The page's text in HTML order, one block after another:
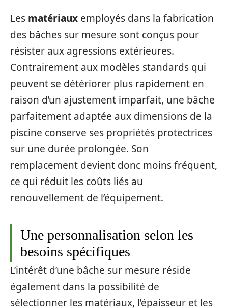
Les matériaux employés dans la fabrication
des bâches sur mesure sont conçus pour
résister aux agressions extérieures.
Contrairement aux modèles standards qui
peuvent se détériorer plus rapidement en
raison d’un ajustement imparfait, une bâche
parfaitement adaptée aux dimensions de la
piscine conserve ses propriétés protectrices
sur une durée prolongée. Son
remplacement devient donc moins fréquent,
ce qui réduit les coûts liés au
renouvellement de l’équipement.
Une personnalisation selon les
besoins spécifiques
L’intérêt d’une bâche sur mesure réside
également dans la possibilité de
sélectionner les matériaux, l’épaisseur et les